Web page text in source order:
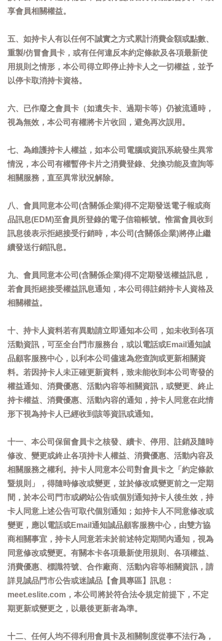
享會員相關權益。
五、如持卡人有以任何不誠實之方式累計消費金額或點數、
重製/仿冒會員卡，或有任何違反本約定條款及各項最新使
用規則之情形，本公司得立即停止持卡人之一切權益，並予
以停卡取消持卡資格。
六、已作廢之會員卡（如遺失卡、過期卡等）仍被流通時，
視為無效，本公司有權將卡片收回，避免再次誤用。
七、為維護持卡人權益，如本公司電腦或資訊系統發生異常
情況，本公司有權暫停卡片之消費登錄、兌換功能及查詢等
相關服務，直至異常狀況解除。
八、會員同意本公司(含關係企業)得不定期發送電子報或商
品訊息(EDM)至會員所登錄的電子信箱帳號。惟當會員收到
訊息後表示拒絕接受行銷時，本公司(含關係企業)將停止繼
續發送行銷訊息。
九、會員同意本公司(含關係企業)得不定期發送權益訊息，
若會員拒絕接受權益訊息通知，本公司得註銷持卡人資格及
相關權益。
十、持卡人資料若有異動請立即通知本公司，如未收到各項
活動資訊，可至全台門市服務台，或以電話或Email通知誠
品顧客服務中心，以利本公司儘速為您查詢或更新相關資
料。若因持卡人未正確更新資料，致未能收到本公司寄發的
權益通知、消費優惠、活動內容等相關資訊，或變更、終止
持卡權益、消費優惠、活動內容的通知，持卡人同意在此情
形下視為持卡人已經收到該等資訊或通知。
十一、本公司保留會員卡之核發、續卡、停用、註銷及隨時
修改、變更或終止各項持卡人權益、消費優惠、活動內容及
相關服務之權利。持卡人同意本公司對會員卡之「約定條款
暨規則」，得隨時修改或變更，並於修改或變更前之一定期
間，於本公司門市或網站公告或個別通知持卡人後生效，持
卡人同意上述公告可取代個別通知；如持卡人不同意修改或
變更，應以電話或Email通知誠品顧客服務中心，由雙方協
商相關事宜，持卡人同意若未於前述特定期間內通知，視為
同意修改或變更。有關本卡各項最新使用規則、各項權益、
消費優惠、標識符號、合作廠商、活動內容等相關資訊，請
詳見誠品門市公告或迷誠品【會員專區】訊息：
meet.eslite.com，本公司將於符合法令規定前提下，不定
期更新或變更之，以最後更新者為準。
十二、任何人均不得利用會員卡及相關制度從事不法行為，